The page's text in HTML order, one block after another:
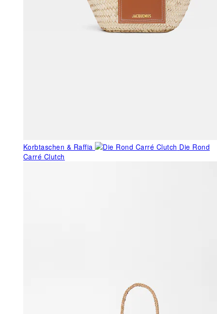
Korbtaschen & Raffia
Die Rond
Carré Clutch